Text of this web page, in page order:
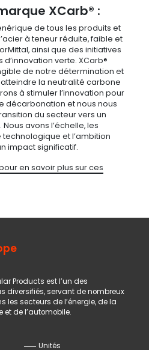
XCarb® :
de tous les produits et
à teneur réduite, faible et
ainsi que des initiatives
verte. XCarb®
de notre détermination et
la neutralité carbone
à stimuler l’innovation pour
décarbonation et nous nous
du secteur vers un
avons l’échelle, les
et l’ambition
impact significatif.
en savoir plus sur ces
Products est l’un des
diversifiés, servant de nombreux
secteurs de l’énergie, de la
et de l’automobile.
Unités